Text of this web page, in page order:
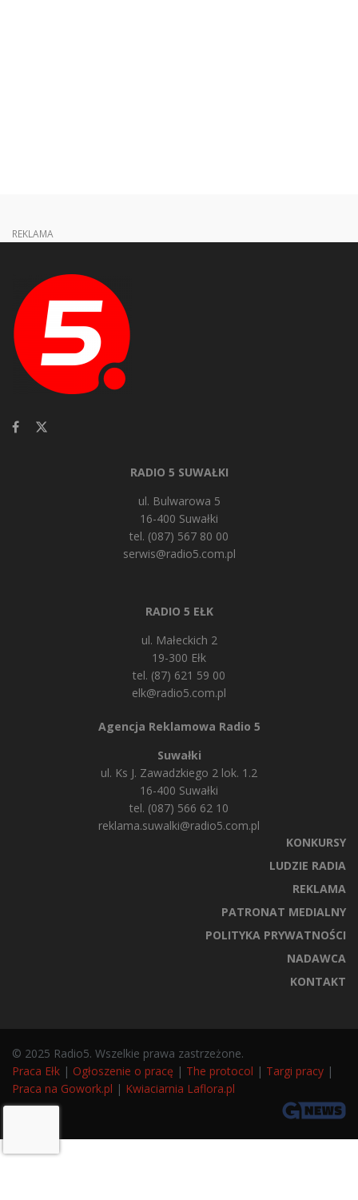
REKLAMA
RADIO 5 SUWAŁKI
ul. Bulwarowa 5
16-400 Suwałki
tel. (087) 567 80 00
serwis@radio5.com.pl
RADIO 5 EŁK
ul. Małeckich 2
19-300 Ełk
tel. (87) 621 59 00
elk@radio5.com.pl
Agencja Reklamowa Radio 5
Suwałki
ul. Ks J. Zawadzkiego 2 lok. 1.2
16-400 Suwałki
tel. (087) 566 62 10
reklama.suwalki@radio5.com.pl
KONKURSY
LUDZIE RADIA
REKLAMA
PATRONAT MEDIALNY
POLITYKA PRYWATNOŚCI
NADAWCA
KONTAKT
© 2025 Radio5. Wszelkie prawa zastrzeżone.
Praca Ełk | Ogłoszenie o pracę | The protocol | Targi pracy |
Praca na Gowork.pl | Kwiaciarnia Laflora.pl